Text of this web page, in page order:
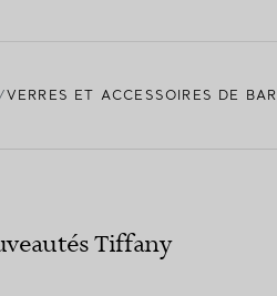
VERRES ET ACCESSOIRES DE BAR
Tiffany